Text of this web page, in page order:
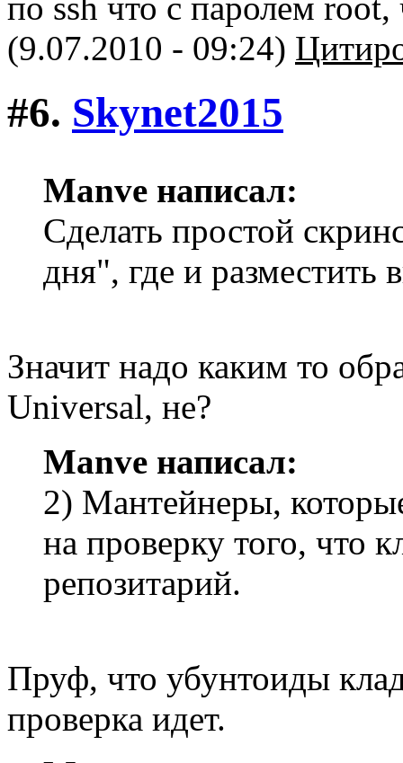
по ssh что с паролем root,
(9.07.2010 - 09:24)
#6. Skynet2015
Manve написал:
Сделать простой
дня", где и разместить
Значит надо каким то
Universal, не?
Manve написал:
2) Мантейнеры,
на проверку того, что
репозитарий.
Пруф, что убунтоиды
проверка идет.